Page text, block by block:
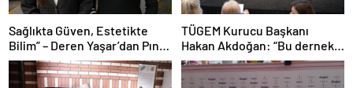
Sağlıkta Güven, Estetikte
Bilim” – Deren Yaşar’dan Pınar
Altuğ’un Programında Çarpıcı
Açıklamalar
TÜGEM Kurucu Başkanı
Hakan Akdoğan: “Bu dernek
bazılarını çok rahatsız etse de
bildiğimden şaşmadık”